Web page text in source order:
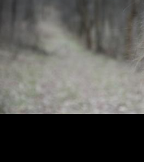
Home News Musik
Mockingjay Teil 1 -